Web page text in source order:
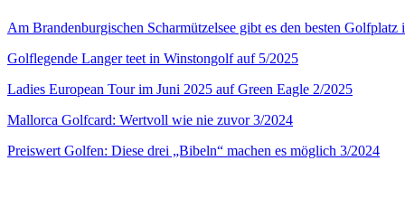
Am Brandenburgischen Scharmützelsee gibt es den besten
Golflegende Langer teet in Winstongolf auf 5/2025
Ladies European Tour im Juni 2025 auf Green Eagle 2/2025
Mallorca Golfcard: Wertvoll wie nie zuvor 3/2024
Preiswert Golfen: Diese drei „Bibeln“ machen es möglich 3/2024